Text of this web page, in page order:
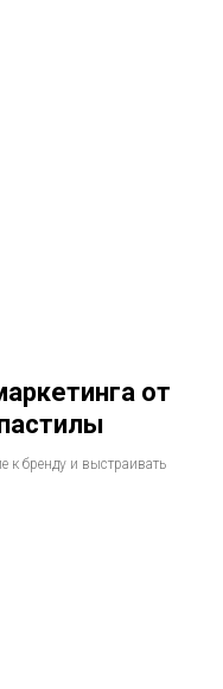
от
к бренду и выстраивать